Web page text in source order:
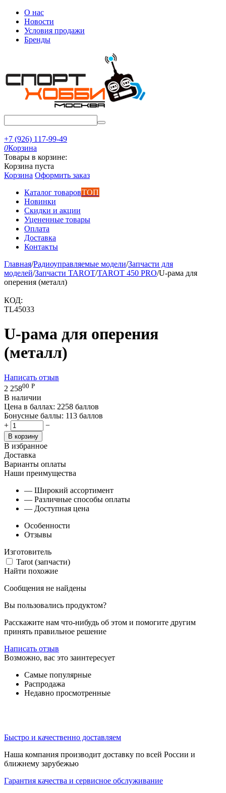
О нас
Новости
Условия продажи
Бренды
+7 (926) 117-99-49
0Корзина
Товары в корзине:
Корзина пуста
Корзина Оформить заказ
Каталог товаровТОП
Новинки
Скидки и акции
Уцененные товары
Оплата
Доставка
Контакты
Главная/Радиоуправляемые модели/Запчасти для
моделей/Запчасти TAROT/TAROT 450 PRO/U-рама для
оперения (металл)
КОД:
TL45033
U-рама для оперения
(металл)
Написать отзыв
2 25800 Р
В наличии
Цена в баллах: 2258 баллов
Бонусные баллы: 113 баллов
+
−
В корзину
В избранное
Доставка
Варианты оплаты
Наши преимущества
— Широкий ассортимент
— Различные способы оплаты
— Доступная цена
Особенности
Отзывы
Изготовитель
Tarot (запчасти)
Найти похожие
Сообщения не найдены
Вы пользовались продуктом?
Расскажите нам что-нибудь об этом и помогите другим
принять правильное решение
Написать отзыв
Возможно, вас это заинтересует
Самые популярные
Распродажа
Недавно просмотренные
Быстро и качественно доставляем
Наша компания производит доставку по всей России и
ближнему зарубежью
Гарантия качества и сервисное обслуживание